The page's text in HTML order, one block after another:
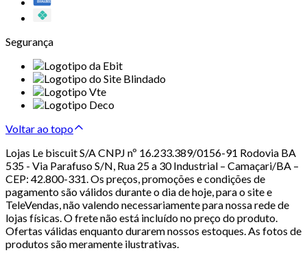
Segurança
Voltar ao topo
Lojas Le biscuit S/A CNPJ nº 16.233.389/0156-91 Rodovia BA
535 - Via Parafuso S/N, Rua 25 a 30 Industrial – Camaçari/BA –
CEP: 42.800-331. Os preços, promoções e condições de
pagamento são válidos durante o dia de hoje, para o site e
TeleVendas, não valendo necessariamente para nossa rede de
lojas físicas. O frete não está incluído no preço do produto.
Ofertas válidas enquanto durarem nossos estoques. As fotos de
produtos são meramente ilustrativas.